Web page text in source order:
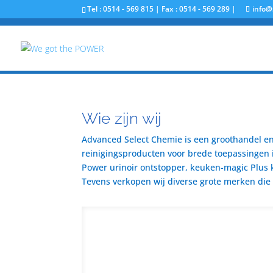
Tel : 0514 - 569 815 | Fax : 0514 - 569 289 |
Wie zijn wij
Advanced Select Chemie is een groothandel
reinigingsproducten voor brede
Power urinoir ontstopper, keuken-magic
Tevens verkopen wij diverse grote merken